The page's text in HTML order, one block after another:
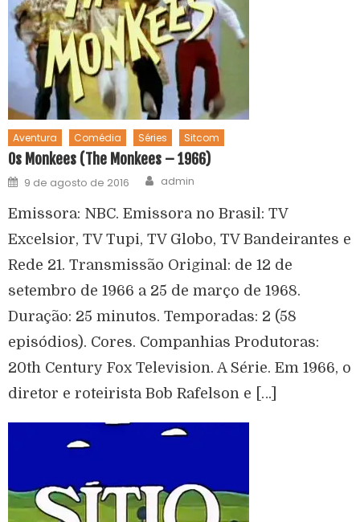
Aventura Comédia Séries Sitcom
Os Monkees (The Monkees – 1966)
9 de agosto de 2016 admin
Emissora: NBC. Emissora no Brasil: TV
Excelsior, TV Tupi, TV Globo, TV Bandeirantes e
Rede 21. Transmissão Original: de 12 de
setembro de 1966 a 25 de março de 1968.
Duração: 25 minutos. Temporadas: 2 (58
episódios). Cores. Companhias Produtoras:
20th Century Fox Television. A Série. Em 1966, o
diretor e roteirista Bob Rafelson e […]